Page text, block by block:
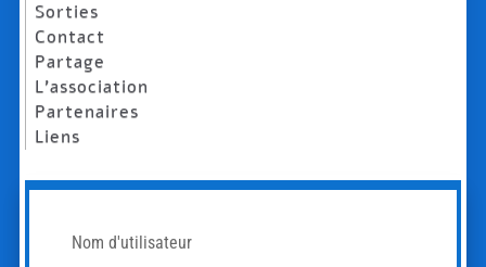
Sorties
Contact
Partage
L’association
Partenaires
Liens